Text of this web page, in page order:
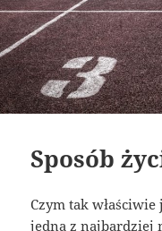
Sposób
Czym tak
jedna z najbardziej